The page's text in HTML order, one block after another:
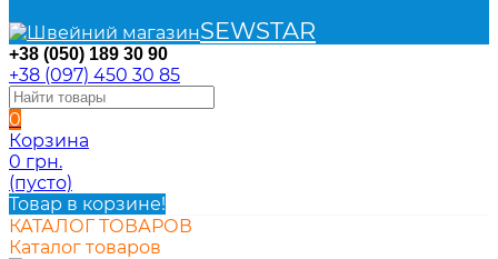
SEWSTAR
+38 (050) 189 30 90
+38 (097) 450 30 85
0
Корзина
0 грн.
(пусто)
Товар в корзине!
КАТАЛОГ ТОВАРОВ
Каталог товаров